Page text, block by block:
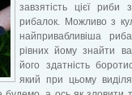
завзятість цієї
рибалок. Можливо з
найпривабливіша
рівних йому знайти
його здатність
який при цьому